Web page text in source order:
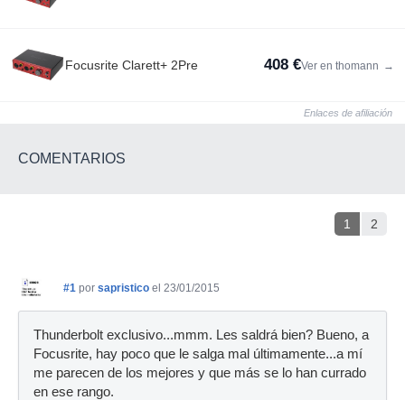
Focusrite Clarett+ 2Pre 408 €Ver en thomann →
Enlaces de afiliación
COMENTARIOS
1 2
#1 por sapristico el 23/01/2015
Thunderbolt exclusivo...mmm. Les saldrá bien? Bueno, a
Focusrite, hay poco que le salga mal últimamente...a mí
me parecen de los mejores y que más se lo han currado
en ese rango.